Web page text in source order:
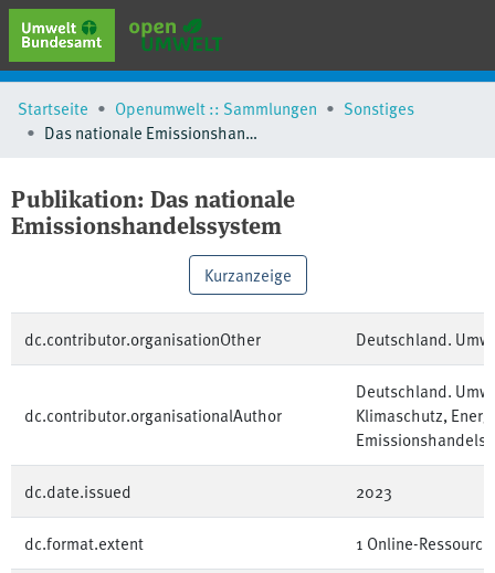
erweiterte Suche
Browse
Schlagwörter
Startseite Openumwelt :: Sammlungen
Sonstiges
Das nationale Emissionshandelssystem
Publikation: Das nationale
Emissionshandelssystem
Kurzanzeige
dc.contributor.organisationOther Deutschland.
dc.contributor.organisationalAuthor
Deutschland.
Klimaschutz,
dc.date.issued 2023
dc.format.extent 1 Online-